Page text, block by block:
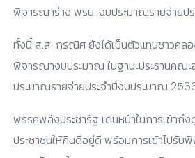
พิจารณาร่าง พรบ. งบประมาณรายจ่ายป
ทั้งนี้ ส.ส. กรณิศ ยังได้เป็นตัวแทนชาวคล
พิจารณางบประมาณ ในฐานะประธานคณ
ประมาณรายจ่ายประจำปีงบประมาณ
พรรคพลังประชารัฐ เดินหน้าในการเข้า
ประชาชนให้กินดีอยู่ดี พร้อมการเข้าไปรับ